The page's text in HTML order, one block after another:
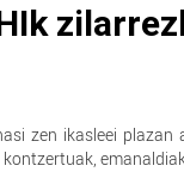
zen ikasleei